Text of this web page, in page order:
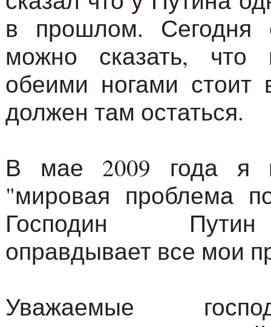
в прошлом. Сегодня
можно сказать, что
обеими ногами
должен там остаться.
В мае 2009 года я
"мировая проблема
Господин
оправдывает все мои
Уважаемые